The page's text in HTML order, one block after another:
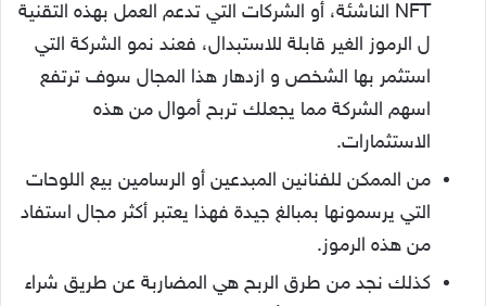
NFT الناشئة، أو الشركات التي تدعم العمل بهذه التقنية
ل الرموز الغير قابلة للاستبدال، فعند نمو الشركة التي
استثمر بها الشخص و ازدهار هذا المجال سوف ترتفع
اسهم الشركة مما يجعلك تربح أموال من هذه
الاستثمارات.
من الممكن للفنانين المبدعين أو الرسامين بيع اللوحات
التي يرسمونها بمبالغ جيدة فهذا يعتبر أكثر مجال استفاد
من هذه الرموز.
كذلك نجد من طرق الربح هي المضاربة عن طريق شراء